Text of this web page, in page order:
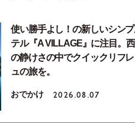
使い勝手よし！の新しいシン
テル『A VILLAGE』に注目。
の静けさの中でクイックリフ
ュの旅を。
おでかけ 2026.08.07